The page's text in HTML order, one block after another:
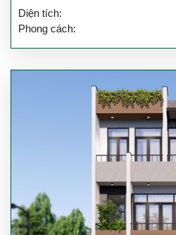
Diện tích:
Phong cách: